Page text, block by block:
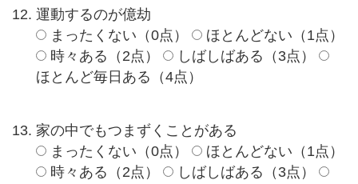
運動するのが億劫
まったくない（0点）
ほとんどない（1点）
時々ある（2点）
しばしばある（3点）
ほとんど毎日ある（4点）
家の中でもつまずくことがある
まったくない（0点）
ほとんどない（1点）
時々ある（2点）
しばしばある（3点）